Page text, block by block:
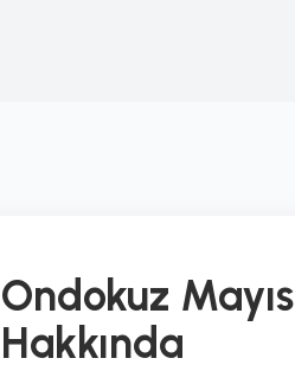
Ondokuz
Hakkında